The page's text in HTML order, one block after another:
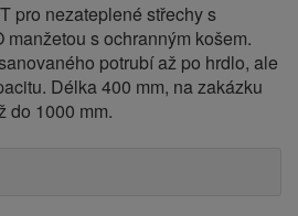
pro nezateplené střechy s
s ochranným košem.
potrubí až po hrdlo, ale
Délka 400 mm, na zakázku
do 1000 mm.